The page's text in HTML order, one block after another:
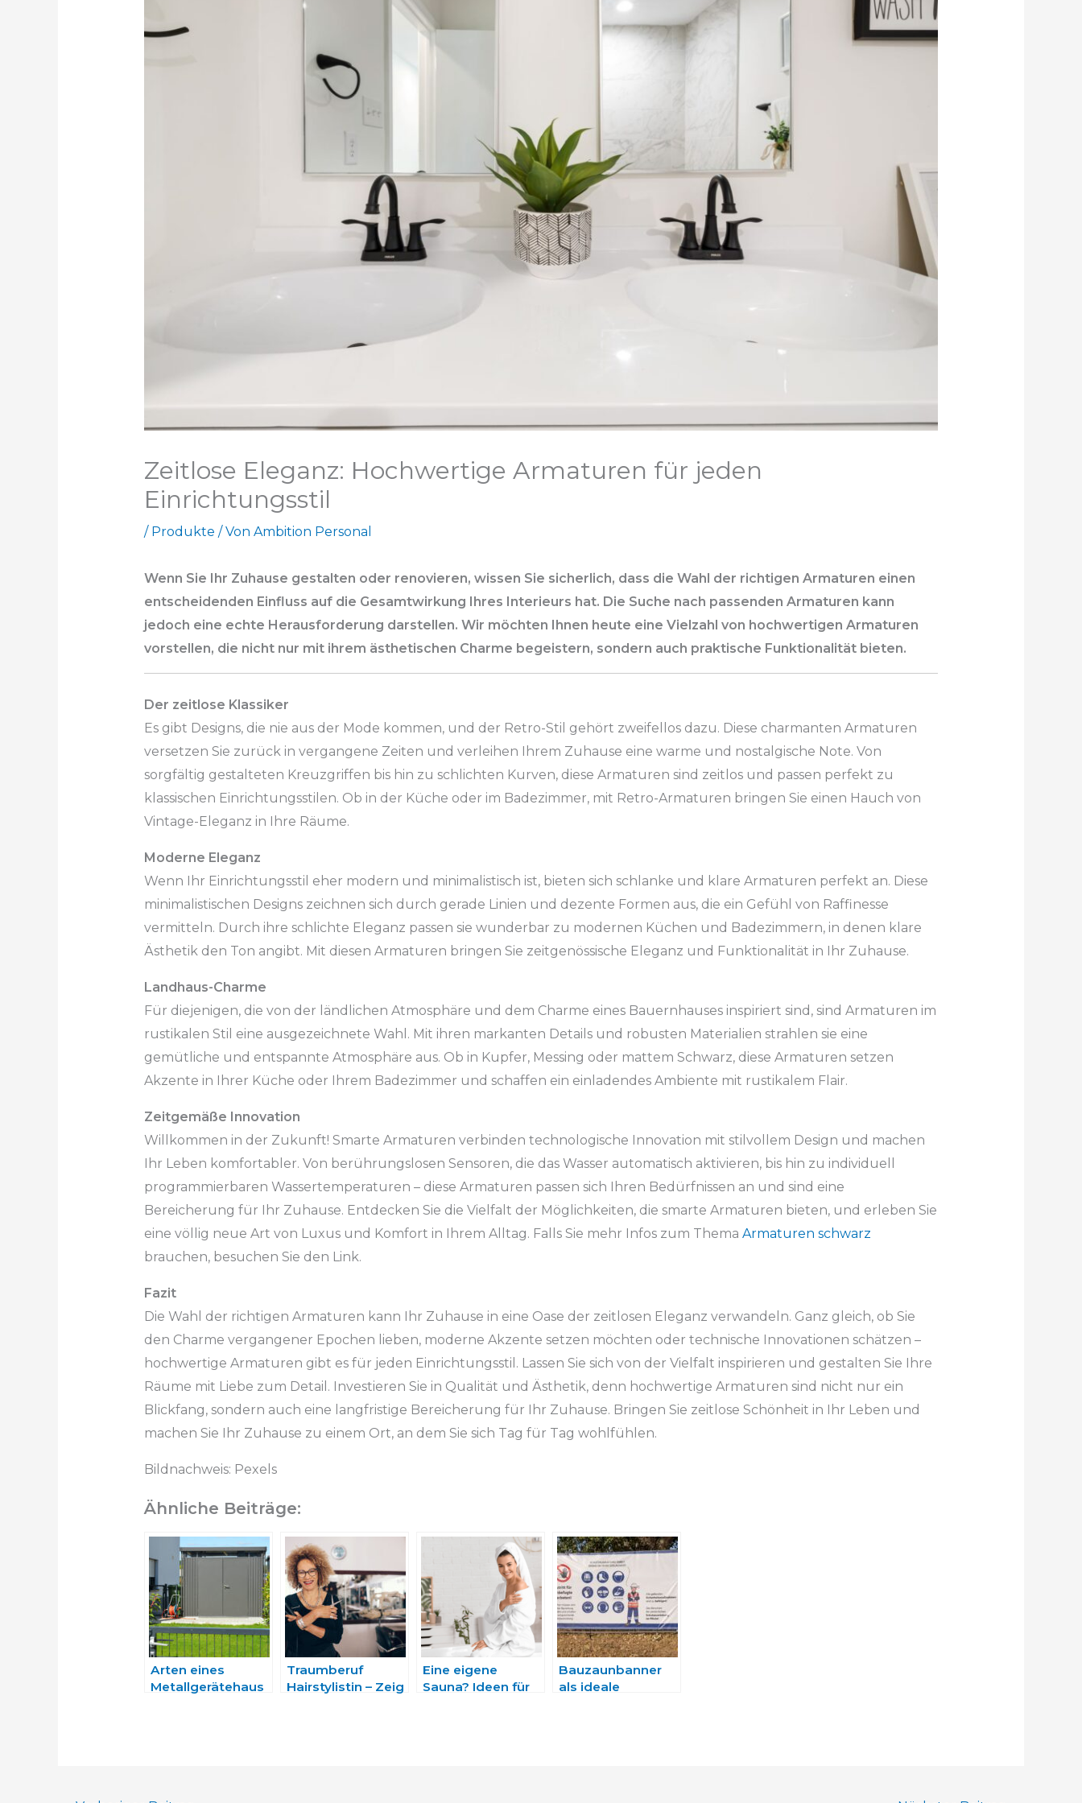
Zeitlose Eleganz: Hochwertige Armaturen für jeden
Einrichtungsstil
/ Produkte / Von Ambition Personal
Wenn Sie Ihr Zuhause gestalten oder renovieren, wissen Sie sicherlich, dass die Wahl der richtigen Armaturen einen
entscheidenden Einfluss auf die Gesamtwirkung Ihres Interieurs hat. Die Suche nach passenden Armaturen kann
jedoch eine echte Herausforderung darstellen. Wir möchten Ihnen heute eine Vielzahl von hochwertigen Armaturen
vorstellen, die nicht nur mit ihrem ästhetischen Charme begeistern, sondern auch praktische Funktionalität bieten.
Der zeitlose Klassiker
Es gibt Designs, die nie aus der Mode kommen, und der Retro-Stil gehört zweifellos dazu. Diese charmanten Armaturen
versetzen Sie zurück in vergangene Zeiten und verleihen Ihrem Zuhause eine warme und nostalgische Note. Von
sorgfältig gestalteten Kreuzgriffen bis hin zu schlichten Kurven, diese Armaturen sind zeitlos und passen perfekt zu
klassischen Einrichtungsstilen. Ob in der Küche oder im Badezimmer, mit Retro-Armaturen bringen Sie einen Hauch von
Vintage-Eleganz in Ihre Räume.
Moderne Eleganz
Wenn Ihr Einrichtungsstil eher modern und minimalistisch ist, bieten sich schlanke und klare Armaturen perfekt an. Diese
minimalistischen Designs zeichnen sich durch gerade Linien und dezente Formen aus, die ein Gefühl von Raffinesse
vermitteln. Durch ihre schlichte Eleganz passen sie wunderbar zu modernen Küchen und Badezimmern, in denen klare
Ästhetik den Ton angibt. Mit diesen Armaturen bringen Sie zeitgenössische Eleganz und Funktionalität in Ihr Zuhause.
Landhaus-Charme
Für diejenigen, die von der ländlichen Atmosphäre und dem Charme eines Bauernhauses inspiriert sind, sind Armaturen im
rustikalen Stil eine ausgezeichnete Wahl. Mit ihren markanten Details und robusten Materialien strahlen sie eine
gemütliche und entspannte Atmosphäre aus. Ob in Kupfer, Messing oder mattem Schwarz, diese Armaturen setzen
Akzente in Ihrer Küche oder Ihrem Badezimmer und schaffen ein einladendes Ambiente mit rustikalem Flair.
Zeitgemäße Innovation
Willkommen in der Zukunft! Smarte Armaturen verbinden technologische Innovation mit stilvollem Design und machen
Ihr Leben komfortabler. Von berührungslosen Sensoren, die das Wasser automatisch aktivieren, bis hin zu individuell
programmierbaren Wassertemperaturen – diese Armaturen passen sich Ihren Bedürfnissen an und sind eine
Bereicherung für Ihr Zuhause. Entdecken Sie die Vielfalt der Möglichkeiten, die smarte Armaturen bieten, und erleben Sie
eine völlig neue Art von Luxus und Komfort in Ihrem Alltag. Falls Sie mehr Infos zum Thema Armaturen schwarz
brauchen, besuchen Sie den Link.
Fazit
Die Wahl der richtigen Armaturen kann Ihr Zuhause in eine Oase der zeitlosen Eleganz verwandeln. Ganz gleich, ob Sie
den Charme vergangener Epochen lieben, moderne Akzente setzen möchten oder technische Innovationen schätzen –
hochwertige Armaturen gibt es für jeden Einrichtungsstil. Lassen Sie sich von der Vielfalt inspirieren und gestalten Sie Ihre
Räume mit Liebe zum Detail. Investieren Sie in Qualität und Ästhetik, denn hochwertige Armaturen sind nicht nur ein
Blickfang, sondern auch eine langfristige Bereicherung für Ihr Zuhause. Bringen Sie zeitlose Schönheit in Ihr Leben und
machen Sie Ihr Zuhause zu einem Ort, an dem Sie sich Tag für Tag wohlfühlen.
Bildnachweis: Pexels
Ähnliche Beiträge:
Arten eines
Metallgerätehaus
Traumberuf
Hairstylistin – Zeig
Eine eigene
Sauna? Ideen für
Bauzaunbanner
als ideale